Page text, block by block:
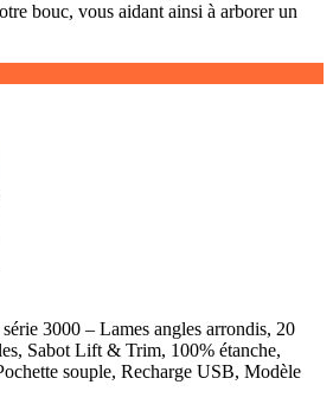
bouc, vous aidant ainsi à arborer un
3000 – Lames angles arrondis, 20
Sabot Lift & Trim, 100% étanche,
souple, Recharge USB, Modèle